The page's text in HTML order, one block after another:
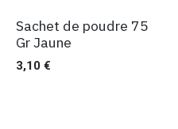
Ventes
Sachet de poudre 75
Gr Jaune
3,10€